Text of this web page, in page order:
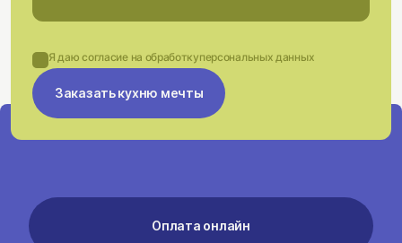
Я даю согласие на обработкуперсональных данных
Заказать кухню мечты
Оплата онлайн